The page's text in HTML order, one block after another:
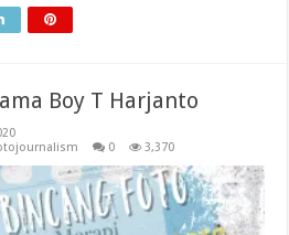
Boy T Harjanto
0 3,370